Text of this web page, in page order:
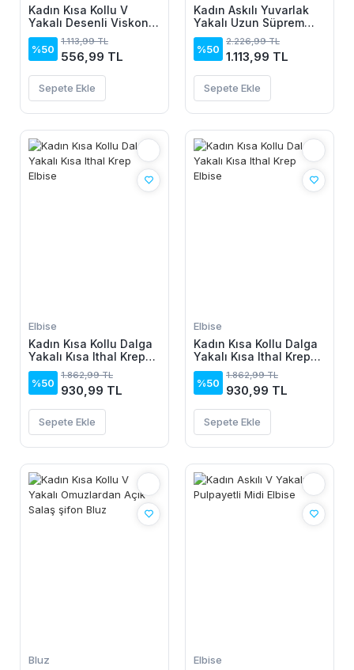
Kadın Kısa Kollu V
Yakalı Desenli Viskon
Bluz
%50
1.113,99 TL
556,99 TL
Sepete Ekle
Kadın Askılı Yuvarlak
Yakalı Uzun Süprem
Elbise
%50
2.226,99 TL
1.113,99 TL
Sepete Ekle
Elbise
Kadın Kısa Kollu Dalga
Yakalı Kısa Ithal Krep
Elbise
%50
1.862,99 TL
930,99 TL
Sepete Ekle
Elbise
Kadın Kısa Kollu Dalga
Yakalı Kısa Ithal Krep
Elbise
%50
1.862,99 TL
930,99 TL
Sepete Ekle
Bluz Elbise